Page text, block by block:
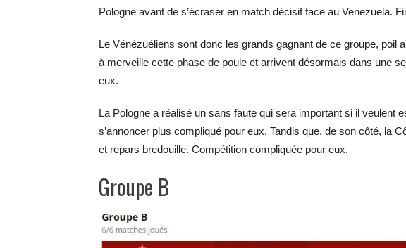
Pologne avant de s’écraser en match décisif face au Venezuela.
Le Vénézuéliens sont donc les grands gagnant de ce groupe, poil
à merveille cette phase de poule et arrivent désormais dans une
eux.
La Pologne a réalisé un sans faute qui sera important si il veulent
s’annoncer plus compliqué pour eux. Tandis que, de son côté, la
et repars bredouille. Compétition compliquée pour eux.
Groupe B